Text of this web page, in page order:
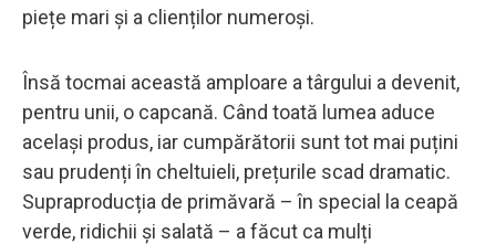
piețe mari și a clienților numeroși.
Însă tocmai această amploare a târgului a devenit,
pentru unii, o capcană. Când toată lumea aduce
același produs, iar cumpărătorii sunt tot mai puțini
sau prudenți în cheltuieli, prețurile scad dramatic.
Supraproducția de primăvară – în special la ceapă
verde, ridichii și salată – a făcut ca mulți